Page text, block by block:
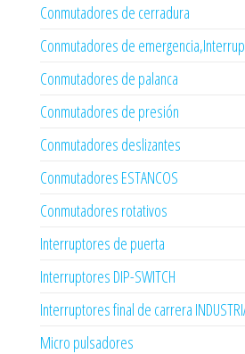
Conmutadores de cerradura
Conmutadores de
Conmutadores de palanca
Conmutadores de presión
Conmutadores deslizantes
Conmutadores ESTANCOS
Conmutadores rotativos
Interruptores de puerta
Interruptores DIP-SWITCH
Interruptores final de carrera
Micro pulsadores